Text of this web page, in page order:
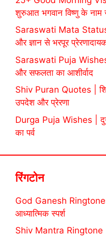
शुरुआत भगवान विष्णु के नाम
Saraswati Mata Status
और ज्ञान से भरपूर
Saraswati Puja Wishes |
और सफलता का आशीर्वाद
Shiv Puran Quotes |
उपदेश और प्रेरणा
Durga Puja Wishes |
का पर्व
रिंगटोन
God Ganesh
आध्यात्मिक स्पर्श
Shiv Mantra Ringtone |